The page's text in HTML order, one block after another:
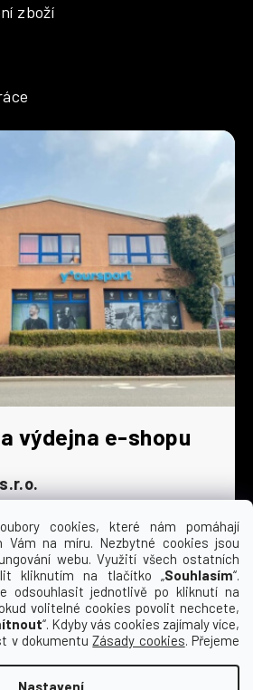
cookies, které nám pomáhají
Vám na míru. Nezbytné cookies jsou
webu. Využití všech ostatních
kliknutím na tlačítko „Souhlasím“.
odsouhlasit jednotlivě po kliknutí na
volitelné cookies povolit nechcete,
“. Kdyby vás cookies zajímaly více,
v dokumentuZásady cookies. Přejeme
Nastavení
u
zboží
výdejna e-shopu
Čakovice
16:30
- 15:30